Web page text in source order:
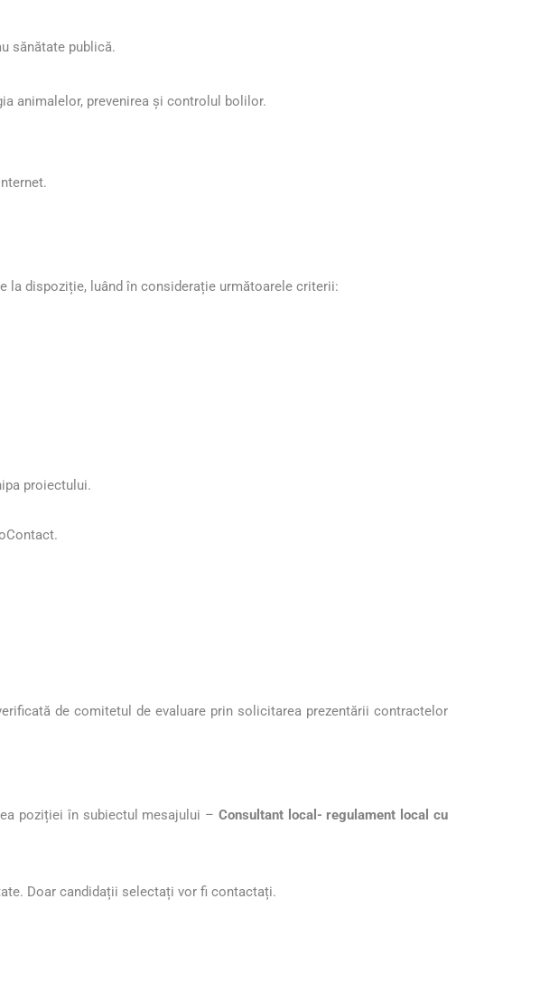
sănătate publică.
animalelor, prevenirea și controlul bolilor.
la dispoziție, luând în considerație următoarele criterii:
proiectului.
de comitetul de evaluare prin solicitarea prezentării contractelor
poziției în subiectul mesajului – Consultant local- regulament local cu
Doar candidații selectați vor fi contactați.